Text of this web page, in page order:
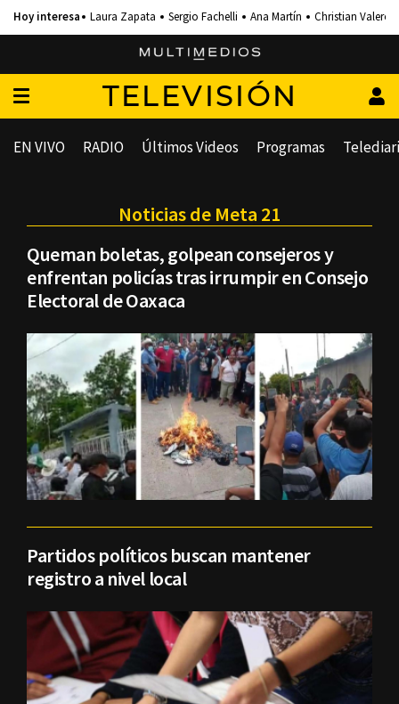
Laura Zapata Sergio Fachelli Ana Martín Christian Valero
TELEVISIÓN
EN VIVO RADIO Últimos Videos Programas
Noticias de Meta 21
Queman boletas, golpean consejeros y
enfrentan policías tras irrumpir en Consejo
Electoral de Oaxaca
Partidos políticos buscan mantener
registro a nivel local